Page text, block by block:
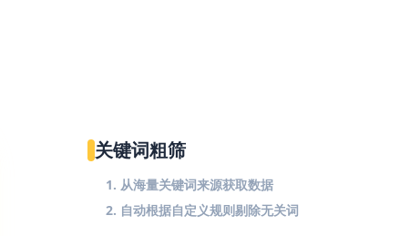
关键词粗筛
1. 从海量关键词来源获取数据
2. 自动根据自定义规则剔除无关词